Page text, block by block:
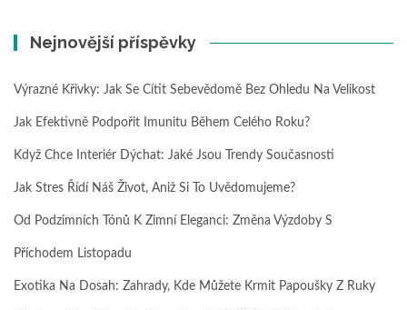
Nejnovější příspěvky
Výrazné Křivky: Jak Se Cítit Sebevědomě Bez Ohledu Na Velikost
Jak Efektivně Podpořit Imunitu Během Celého Roku?
Když Chce Interiér Dýchat: Jaké Jsou Trendy Současnosti
Jak Stres Řídí Náš Život, Aniž Si To Uvědomujeme?
Od Podzimních Tónů K Zimní Eleganci: Změna Výzdoby S
Příchodem Listopadu
Exotika Na Dosah: Zahrady, Kde Můžete Krmit Papoušky Z Ruky